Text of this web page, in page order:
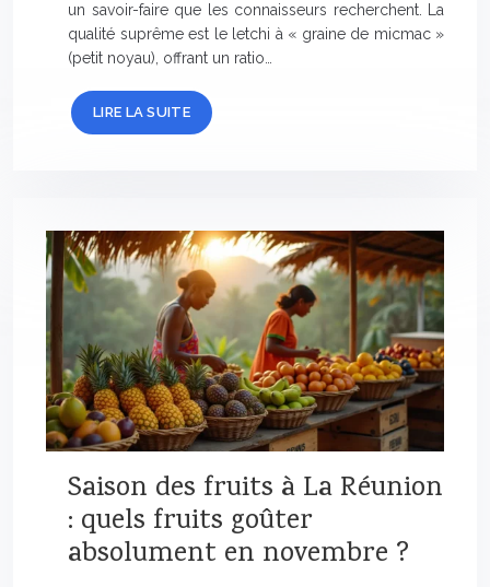
un savoir-faire que les connaisseurs recherchent. La
qualité suprême est le letchi à « graine de micmac »
(petit noyau), offrant un ratio…
LIRE LA SUITE
Saison des fruits à La Réunion
: quels fruits goûter
absolument en novembre ?